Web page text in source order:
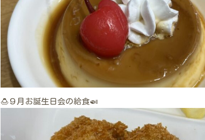
🍮９月お誕生日会の給食🍛